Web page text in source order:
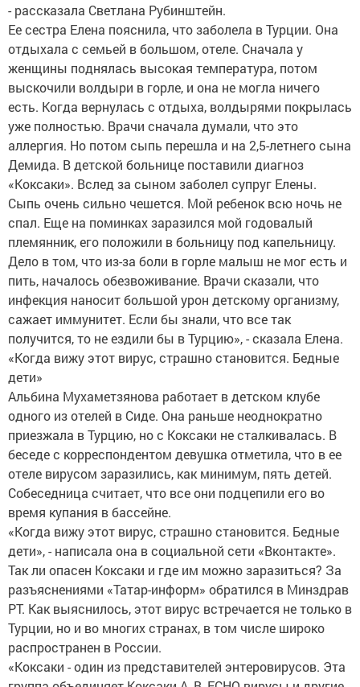
- рассказала Светлана Рубинштейн.
Ее сестра Елена пояснила, что заболела в Турции. Она
отдыхала с семьей в большом, отеле. Сначала у
женщины поднялась высокая температура, потом
выскочили волдыри в горле, и она не могла ничего
есть. Когда вернулась с отдыха, волдырями покрылась
уже полностью. Врачи сначала думали, что это
аллергия. Но потом сыпь перешла и на 2,5-летнего сына
Демида. В детской больнице поставили диагноз
«Коксаки». Вслед за сыном заболел супруг Елены.
Сыпь очень сильно чешется. Мой ребенок всю ночь не
спал. Еще на поминках заразился мой годовалый
племянник, его положили в больницу под капельницу.
Дело в том, что из-за боли в горле малыш не мог есть и
пить, началось обезвоживание. Врачи сказали, что
инфекция наносит большой урон детскому организму,
сажает иммунитет. Если бы знали, что все так
получится, то не ездили бы в Турцию», - сказала Елена.
«Когда вижу этот вирус, страшно становится. Бедные
дети»
Альбина Мухаметзянова работает в детском клубе
одного из отелей в Сиде. Она раньше неоднократно
приезжала в Турцию, но с Коксаки не сталкивалась. В
беседе с корреспондентом девушка отметила, что в ее
отеле вирусом заразились, как минимум, пять детей.
Собеседница считает, что все они подцепили его во
время купания в бассейне.
«Когда вижу этот вирус, страшно становится. Бедные
дети», - написала она в социальной сети «Вконтакте».
Так ли опасен Коксаки и где им можно заразиться? За
разъяснениями «Татар-информ» обратился в Минздрав
РТ. Как выяснилось, этот вирус встречается не только в
Турции, но и во многих странах, в том числе широко
распространен в России.
«Коксаки - один из представителей энтеровирусов. Эта